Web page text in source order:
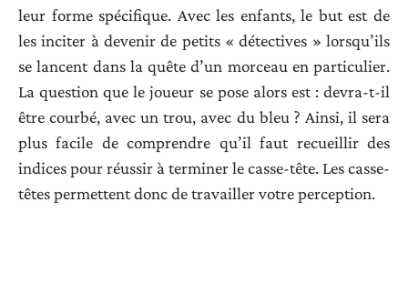
leur forme spécifique. Avec les enfants, le but est de
les inciter à devenir de petits « détectives » lorsqu’ils
se lancent dans la quête d’un morceau en particulier.
La question que le joueur se pose alors est : devra-t-il
être courbé, avec un trou, avec du bleu ? Ainsi, il sera
plus facile de comprendre qu’il faut recueillir des
indices pour réussir à terminer le casse-tête. Les casse-
têtes permettent donc de travailler votre perception.